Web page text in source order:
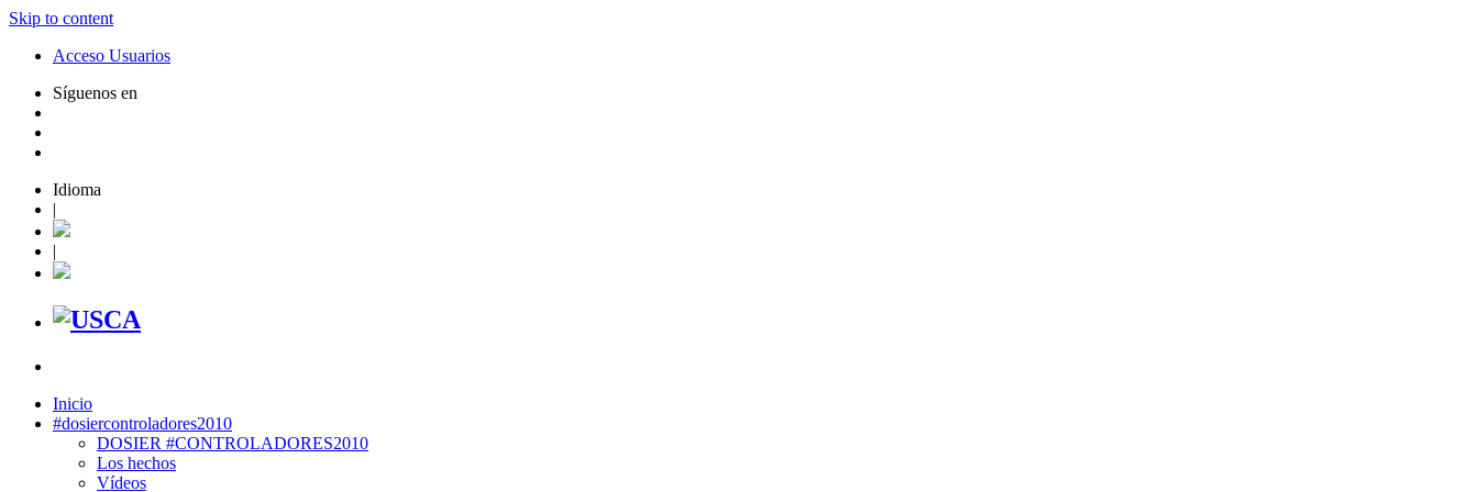
Skip to content
Acceso Usuarios
Síguenos en
Idioma
|
|
Inicio
#dosiercontroladores2010
DOSIER #CONTROLADORES2010
Los hechos
Vídeos